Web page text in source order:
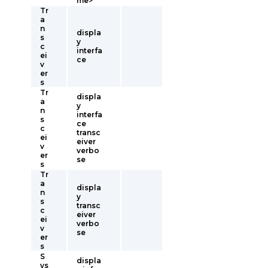
Tr
a
n
s
c
ei
v
er
s
displa
y
interfa
ce
Tr
a
n
s
c
ei
v
er
s
displa
y
interfa
ce
transc
eiver
verbo
se
Tr
a
n
s
c
ei
v
er
s
displa
y
transc
eiver
verbo
se
S
ys
displa